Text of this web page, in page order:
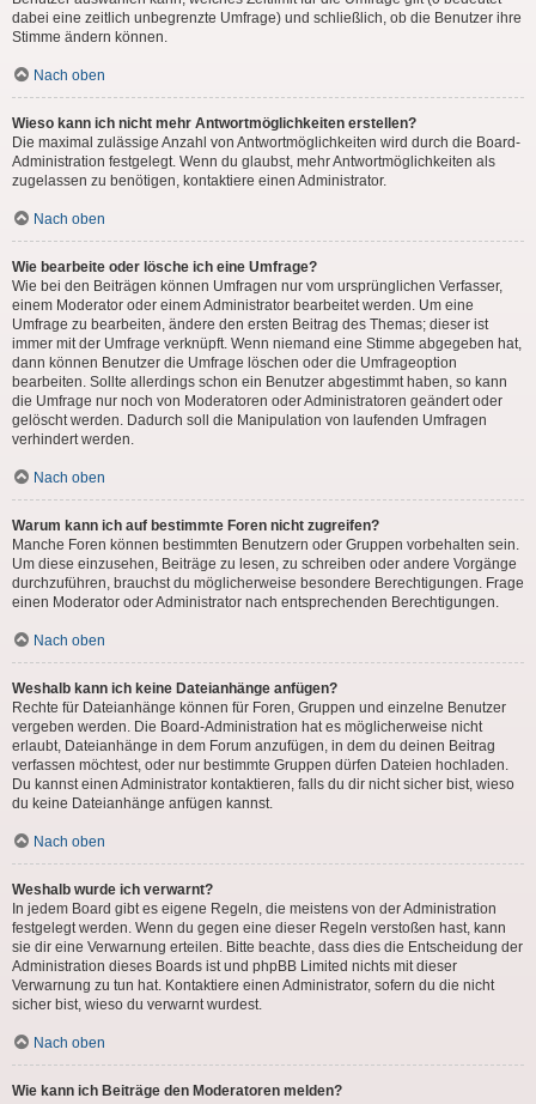
dabei eine zeitlich unbegrenzte Umfrage) und schließlich, ob die Benutzer ihre
Stimme ändern können.
Nach oben
Wieso kann ich nicht mehr Antwortmöglichkeiten erstellen?
Die maximal zulässige Anzahl von Antwortmöglichkeiten wird durch die Board-
Administration festgelegt. Wenn du glaubst, mehr Antwortmöglichkeiten als
zugelassen zu benötigen, kontaktiere einen Administrator.
Nach oben
Wie bearbeite oder lösche ich eine Umfrage?
Wie bei den Beiträgen können Umfragen nur vom ursprünglichen Verfasser,
einem Moderator oder einem Administrator bearbeitet werden. Um eine
Umfrage zu bearbeiten, ändere den ersten Beitrag des Themas; dieser ist
immer mit der Umfrage verknüpft. Wenn niemand eine Stimme abgegeben hat,
dann können Benutzer die Umfrage löschen oder die Umfrageoption
bearbeiten. Sollte allerdings schon ein Benutzer abgestimmt haben, so kann
die Umfrage nur noch von Moderatoren oder Administratoren geändert oder
gelöscht werden. Dadurch soll die Manipulation von laufenden Umfragen
verhindert werden.
Nach oben
Warum kann ich auf bestimmte Foren nicht zugreifen?
Manche Foren können bestimmten Benutzern oder Gruppen vorbehalten sein.
Um diese einzusehen, Beiträge zu lesen, zu schreiben oder andere Vorgänge
durchzuführen, brauchst du möglicherweise besondere Berechtigungen. Frage
einen Moderator oder Administrator nach entsprechenden Berechtigungen.
Nach oben
Weshalb kann ich keine Dateianhänge anfügen?
Rechte für Dateianhänge können für Foren, Gruppen und einzelne Benutzer
vergeben werden. Die Board-Administration hat es möglicherweise nicht
erlaubt, Dateianhänge in dem Forum anzufügen, in dem du deinen Beitrag
verfassen möchtest, oder nur bestimmte Gruppen dürfen Dateien hochladen.
Du kannst einen Administrator kontaktieren, falls du dir nicht sicher bist, wieso
du keine Dateianhänge anfügen kannst.
Nach oben
Weshalb wurde ich verwarnt?
In jedem Board gibt es eigene Regeln, die meistens von der Administration
festgelegt werden. Wenn du gegen eine dieser Regeln verstoßen hast, kann
sie dir eine Verwarnung erteilen. Bitte beachte, dass dies die Entscheidung der
Administration dieses Boards ist und phpBB Limited nichts mit dieser
Verwarnung zu tun hat. Kontaktiere einen Administrator, sofern du die nicht
sicher bist, wieso du verwarnt wurdest.
Nach oben
Wie kann ich Beiträge den Moderatoren melden?